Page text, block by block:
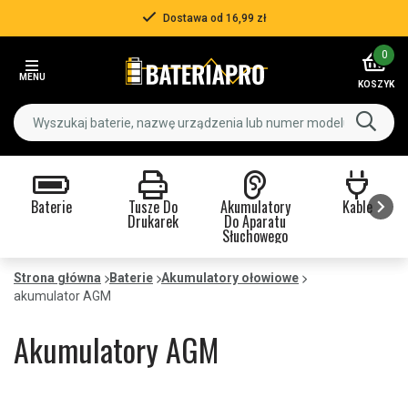
Ponad 500 000 klientów
MENU
0
KOSZYK
Baterie Tusze Do
Drukarek
Akumulatory
Do Aparatu
Słuchowego
Kable
Strona główna Baterie Akumulatory ołowiowe
akumulator AGM
Akumulatory AGM